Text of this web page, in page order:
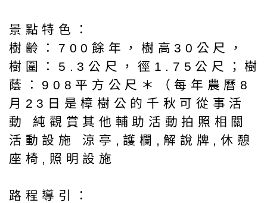
景點特色：
樹齡：700餘年，樹高30公尺，
樹圍：5.3公尺，徑1.75公尺；樹
蔭：908平方公尺＊（每年農曆8
月23日是樟樹公的千秋可從事活
動 純觀賞其他輔助活動拍照相關
活動設施 涼亭,護欄,解說牌,休憩
座椅,照明設施
路程導引：